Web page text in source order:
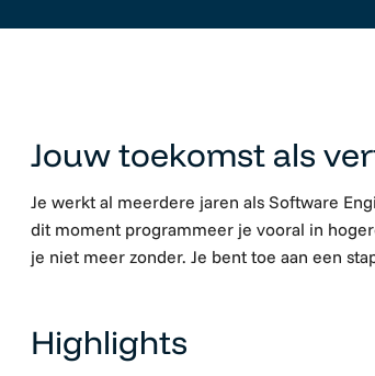
Jouw toekomst als
Je werkt al meerdere jaren als Software
dit moment programmeer je vooral in
je niet meer zonder. Je bent toe aan een
Highlights